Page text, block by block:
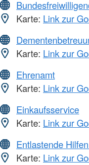
Karte: Link zur
Karte: Link zur
Ehrenamt
Karte: Link zur
Einkaufsservice
Karte: Link zur
Entlastende
Karte: Link zur